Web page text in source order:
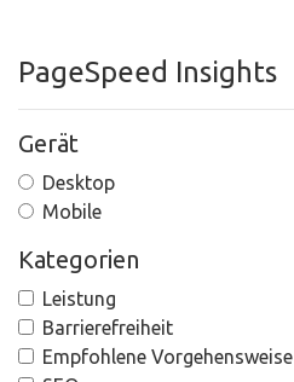
PageSpeed Insights
Gerät
Desktop
Mobile
Kategorien
Leistung
Barrierefreiheit
Empfohlene Vorgehensweise